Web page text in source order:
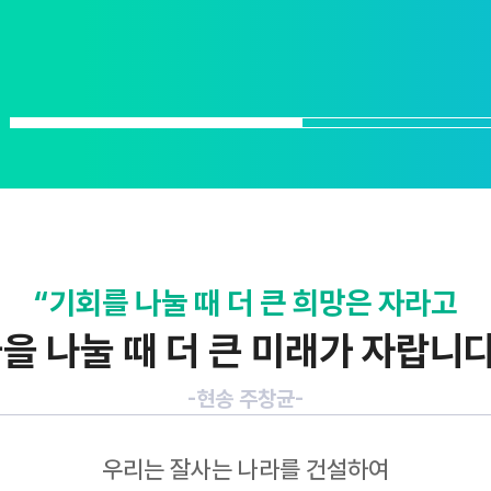
“기회를 나눌 때 더 큰 희망은 자라고
나눌 때 더 큰 미래가 자랍니
-현송 주창균-
우리는 잘사는 나라를 건설하여